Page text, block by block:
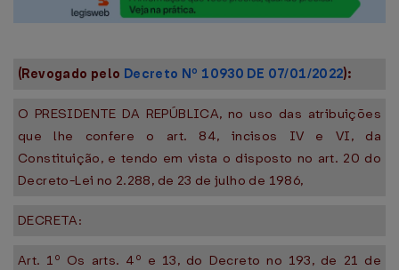
(Revogado pelo Decreto Nº 10930 DE 07/01/2022):
O PRESIDENTE DA REPÚBLICA, no uso das atribuições
que lhe confere o art. 84, incisos IV e VI, da
Constituição, e tendo em vista o disposto no art. 20 do
Decreto-Lei no 2.288, de 23 de julho de 1986,
DECRETA:
Art. 1º Os arts. 4º e 13, do Decreto no 193, de 21 de